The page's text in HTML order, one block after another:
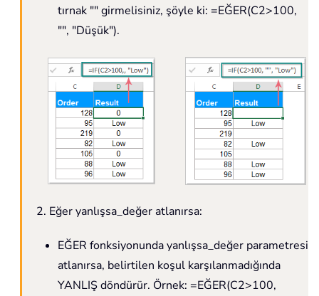
tırnak "" girmelisiniz, şöyle ki: =EĞER(C2>100,
"", "Düşük").
2. Eğer yanlışsa_değer atlanırsa:
EĞER fonksiyonunda yanlışsa_değer parametresi
atlanırsa, belirtilen koşul karşılanmadığında
YANLIŞ döndürür. Örnek: =EĞER(C2>100,